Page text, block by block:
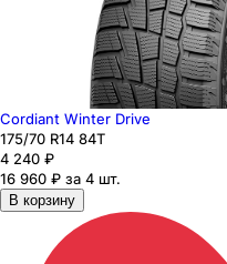
Cordiant Winter Drive
175/70 R14 84T
4 240 ₽
16 960 ₽ за 4 шт.
В корзину